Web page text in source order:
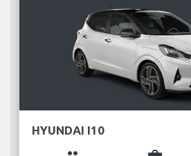
HYUNDAI I10